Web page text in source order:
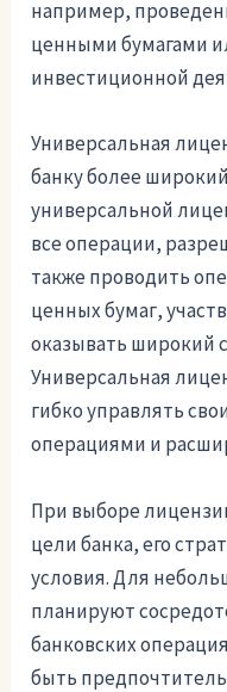
например,
ценными бумагами
инвестиционной
Универсальная
банку более
универсальной
все операции,
также проводить
ценных бумаг,
оказывать широкий
Универсальная
гибко управлять
операциями и
При выборе
цели банка, его
условия. Для
планируют
банковских
быть